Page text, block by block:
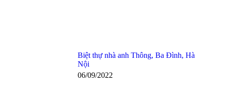
Biệt thự nhà anh Thông, Ba Đình, Hà
Nội
06/09/2022